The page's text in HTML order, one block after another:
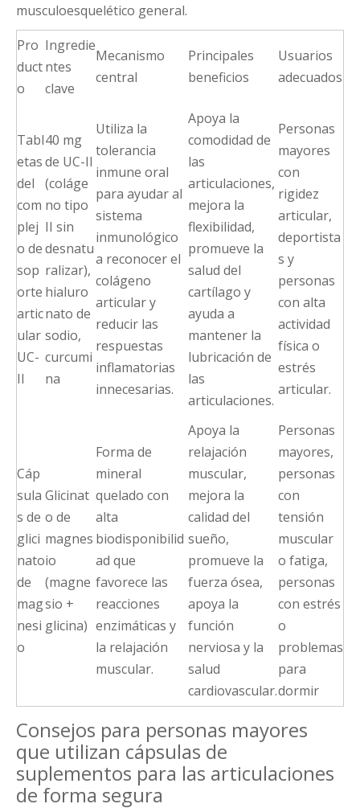
musculoesquelético general.
Pro
duct
o
Ingredie
ntes
clave
Mecanismo
central
Principales
beneficios
Usuarios
adecuados
Tabl
etas
del
com
plej
o de
sop
orte
artic
ular
UC-
II
40 mg
de UC-II
(coláge
no tipo
II sin
desnatu
ralizar),
hialuro
nato de
sodio,
curcumi
na
Utiliza la
tolerancia
inmune oral
para ayudar al
sistema
inmunológico
a reconocer el
colágeno
articular y
reducir las
respuestas
inflamatorias
innecesarias.
Apoya la
comodidad de
las
articulaciones,
mejora la
flexibilidad,
promueve la
salud del
cartílago y
ayuda a
mantener la
lubricación de
las
articulaciones.
Personas
mayores
con
rigidez
articular,
deportista
s y
personas
con alta
actividad
física o
estrés
articular.
Cáp
sula
s de
glici
nato
de
mag
nesi
o
Glicinat
o de
magnes
io
(magne
sio +
glicina)
Forma de
mineral
quelado con
alta
biodisponibilid
ad que
favorece las
reacciones
enzimáticas y
la relajación
muscular.
Apoya la
relajación
muscular,
mejora la
calidad del
sueño,
promueve la
fuerza ósea,
apoya la
función
nerviosa y la
salud
cardiovascular.
Personas
mayores,
personas
con
tensión
muscular
o fatiga,
personas
con estrés
o
problemas
para
dormir
Consejos para personas mayores
que utilizan cápsulas de
suplementos para las articulaciones
de forma segura